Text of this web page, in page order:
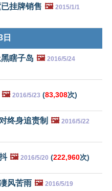
挂牌销售 🖼️ 2015/1/1
瞎子岛 🖼️ 2016/5/24
🖼️ 2016/5/23 (83,308次)
终身追责制 🖼️ 2016/5/22
🖼️ 2016/5/20 (222,960次)
风苦雨 🖼️ 2016/5/19